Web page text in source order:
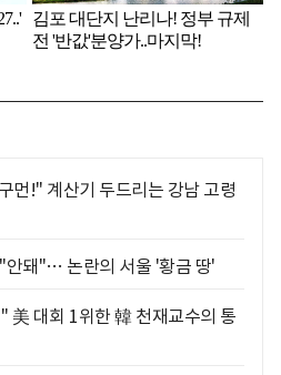
먼!" 계산기 두드리는 강남 고령
안돼"… 논란의 서울 '황금 땅'
대회 1위한 韓 천재교수의 통